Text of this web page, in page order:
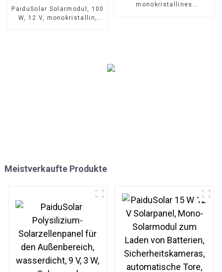
PaiduSolar Solarmodul, 100
W, 12 V, monokristallin,
monokristallines
Meistverkaufte Produkte